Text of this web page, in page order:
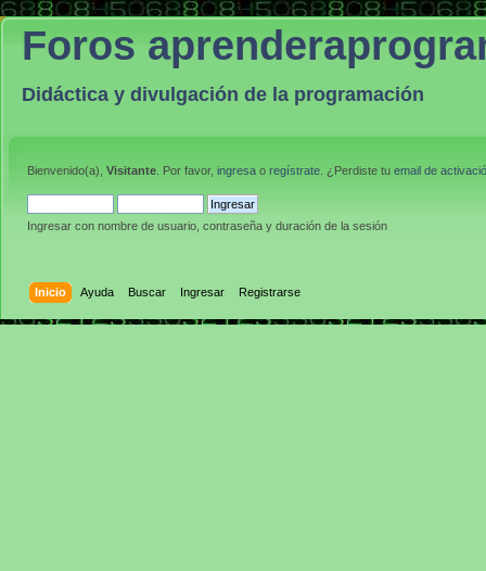
Foros
Didáctica y divulgación de la programación
Bienvenido(a), Visitante . Por favor, ingresa o regístrate . ¿Perdiste tu email de
Ingresar con nombre de usuario, contraseña y duración de la sesión
Inicio Ayuda Buscar Ingresar Registrarse